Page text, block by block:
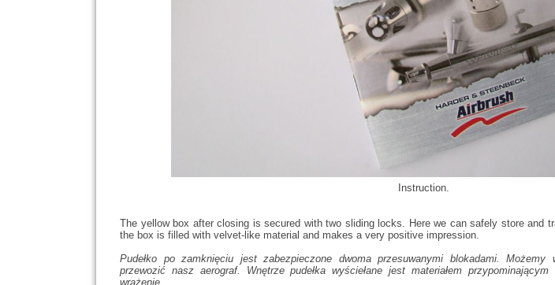
Instruction.
The yellow box after closing is secured with two sliding locks. Here we can safely store and
the box is filled with velvet-like material and makes a very positive impression.
Pudełko po zamknięciu jest zabezpieczone dwoma przesuwanymi blokadami.
przewozić nasz aerograf. Wnętrze pudełka wyściełane jest materiałem
wrażenie.